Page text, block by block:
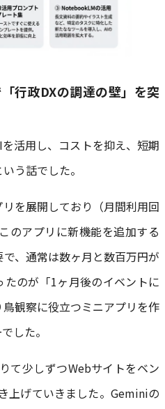
行政DXの調達の壁」を突
活用し、コストを抑え、短期
う話でした。
を展開しており（月間利用回
のアプリに新機能を追加する
、通常は数ヶ月と数百万円が
のが「1ヶ月後のイベントに
観察に役立つミニアプリを作
した。
て少しずつWebサイトをベン
上げていきました。Geminiの